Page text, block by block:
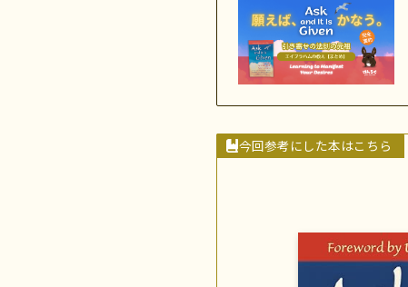
今回参考にした本はこちら